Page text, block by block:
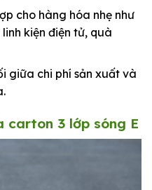
cho hàng hóa nhẹ như
kiện điện tử, quà
giữa chi phí sản xuất và
carton 3 lớp sóng E